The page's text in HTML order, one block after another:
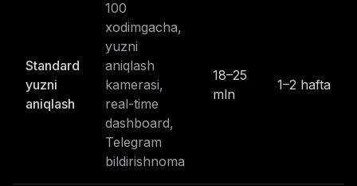
Standard
yuzni
aniqlash
100
xodimgacha,
yuzni
aniqlash
kamerasi,
real-time
dashboard,
Telegram
bildirishnoma
18–25
mln
1–2 hafta